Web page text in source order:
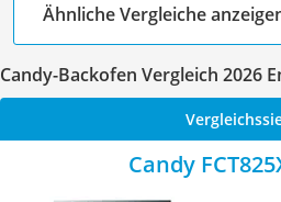
Ähnliche Vergleiche
Candy-Backofen Vergleich 2026
Candy